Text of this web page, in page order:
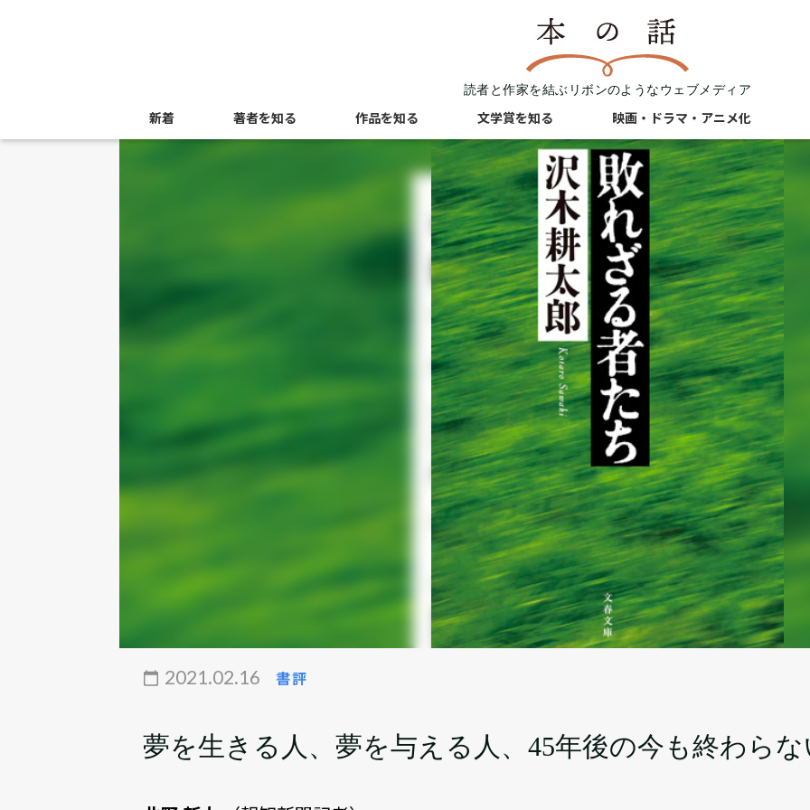
読者と作家を結ぶリボンのようなウェブメディア
新着 著者を知る 作品を知る 文学賞を知る 映画・ドラマ・アニメ化
2021.02.16 書評
夢を生きる人、夢を与える人、45年後の今も終わら